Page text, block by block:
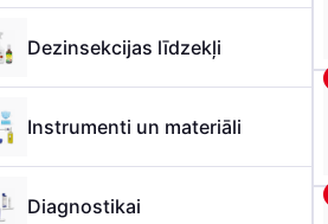
Dezinsekcijas līdzekļi
Instrumenti un materiāli
Diagnostikai